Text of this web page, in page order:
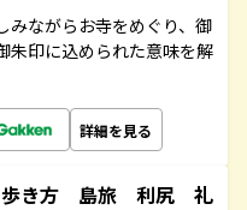
みながらお寺をめぐり、御
朱印に込められた意味を解
詳細を見る
歩き方 島旅 利尻 礼